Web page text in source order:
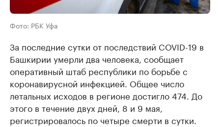
Фото: РБК Уфа
За последние сутки от последствий COVID-19 в
Башкирии умерли два человека, сообщает
оперативный штаб республики по борьбе с
коронавирусной инфекцией. Общее число
летальных исходов в регионе достигло 474. До
этого в течение двух дней, 8 и 9 мая,
регистрировалось по четыре смерти в сутки.